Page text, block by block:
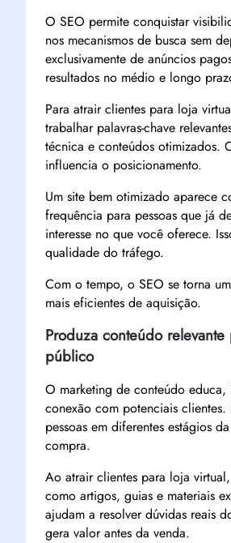
O SEO permite conquistar
nos mecanismos de busca sem
exclusivamente de anúncios
resultados no médio e longo
Para atrair clientes para loja
trabalhar palavras-chave
técnica e conteúdos otimizados.
influencia o posicionamento.
Um site bem otimizado aparece
frequência para pessoas que já
interesse no que você oferece.
qualidade do tráfego.
Com o tempo, o SEO se torna
mais eficientes de aquisição.
Produza conteúdo relevante
público
O marketing de conteúdo
conexão com potenciais clientes.
pessoas em diferentes estágios
compra.
Ao atrair clientes para loja
como artigos, guias e materiais
ajudam a resolver dúvidas reais
gera valor antes da venda.